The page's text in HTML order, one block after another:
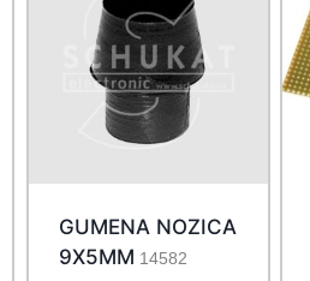
GUMENA NOZICA
9X5MM 14582